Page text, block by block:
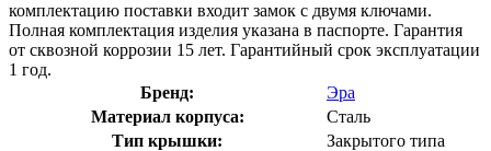
комплектацию поставки входит замок с двумя ключами.
Полная комплектация изделия указана в паспорте. Гарантия
от сквозной коррозии 15 лет. Гарантийный срок эксплуатации
1 год.
Бренд:
Эра
Материал корпуса:
Сталь
Тип крышки:
Закрытого типа